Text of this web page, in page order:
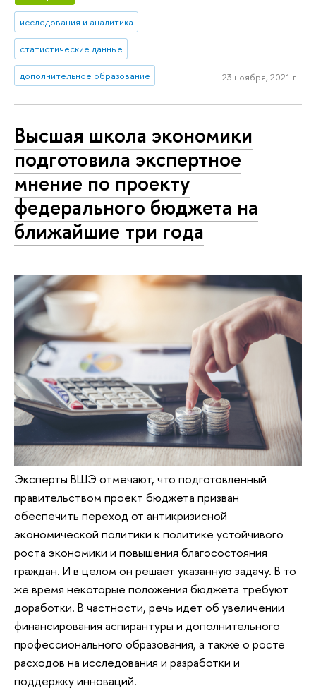
исследования и аналитика
статистические данные
дополнительное образование 23 ноября, 2021 г.
Высшая школа экономики
подготовила экспертное
мнение по проекту
федерального бюджета на
ближайшие три года
Эксперты ВШЭ отмечают, что подготовленный
правительством проект бюджета призван
обеспечить переход от антикризисной
экономической политики к политике устойчивого
роста экономики и повышения благосостояния
граждан. И в целом он решает указанную задачу. В то
же время некоторые положения бюджета требуют
доработки. В частности, речь идет об увеличении
финансирования аспирантуры и дополнительного
профессионального образования, а также о росте
расходов на исследования и разработки и
поддержку инноваций.